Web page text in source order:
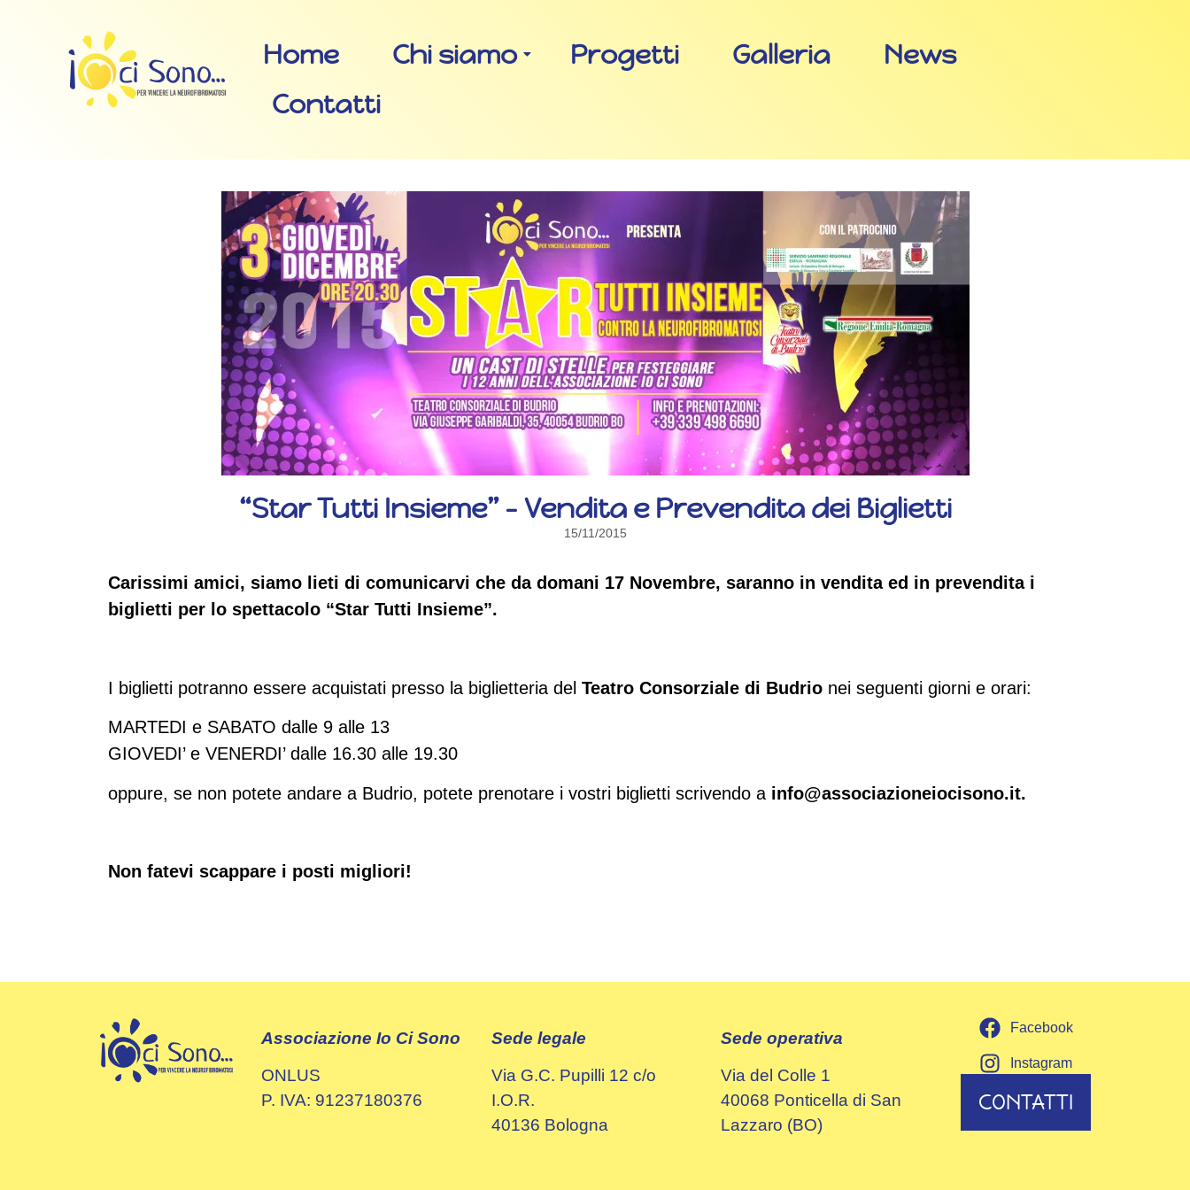
Home Chi siamo Progetti Galleria
News
Contatti
“Star Tutti Insieme” – Vendita e Prevendita dei Biglietti
15/11/2015
Carissimi amici, siamo lieti di comunicarvi che da domani 17 Novembre, saranno in vendita ed in prevendita i
biglietti per lo spettacolo “Star Tutti Insieme”.
I biglietti potranno essere acquistati presso la biglietteria del Teatro Consorziale di Budrio nei seguenti giorni e orari:
MARTEDI e SABATO dalle 9 alle 13
GIOVEDI’ e VENERDI’ dalle 16.30 alle 19.30
oppure, se non potete andare a Budrio, potete prenotare i vostri biglietti scrivendo a info@associazioneiocisono.it.
Non fatevi scappare i posti migliori!
Associazione Io Ci Sono
ONLUS
P. IVA: 91237180376
Sede legale
Via G.C. Pupilli 12 c/o
I.O.R.
40136 Bologna
Sede operativa
Via del Colle 1
40068 Ponticella di San
Lazzaro (BO)
Facebook
Instagram
CONTATTI